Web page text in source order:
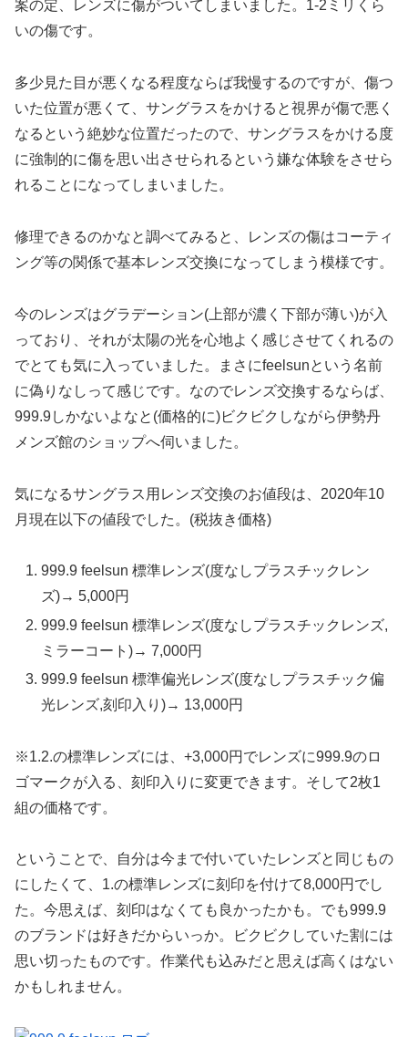
案の定、レンズに傷がついてしまいました。1-2ミリくら
いの傷です。
多少見た目が悪くなる程度ならば我慢するのですが、傷つ
いた位置が悪くて、サングラスをかけると視界が傷で悪く
なるという絶妙な位置だったので、サングラスをかける度
に強制的に傷を思い出させられるという嫌な体験をさせら
れることになってしまいました。
修理できるのかなと調べてみると、レンズの傷はコーティ
ング等の関係で基本レンズ交換になってしまう模様です。
今のレンズはグラデーション(上部が濃く下部が薄い)が入
っており、それが太陽の光を心地よく感じさせてくれるの
でとても気に入っていました。まさにfeelsunという名前
に偽りなしって感じです。なのでレンズ交換するならば、
999.9しかないよなと(価格的に)ビクビクしながら伊勢丹
メンズ館のショップへ伺いました。
気になるサングラス用レンズ交換のお値段は、2020年10
月現在以下の値段でした。(税抜き価格)
999.9 feelsun 標準レンズ(度なしプラスチックレン
ズ)→ 5,000円
999.9 feelsun 標準レンズ(度なしプラスチックレンズ,
ミラーコート)→ 7,000円
999.9 feelsun 標準偏光レンズ(度なしプラスチック偏
光レンズ,刻印入り)→ 13,000円
※1.2.の標準レンズには、+3,000円でレンズに999.9のロ
ゴマークが入る、刻印入りに変更できます。そして2枚1
組の価格です。
ということで、自分は今まで付いていたレンズと同じもの
にしたくて、1.の標準レンズに刻印を付けて8,000円でし
た。今思えば、刻印はなくても良かったかも。でも999.9
のブランドは好きだからいっか。ビクビクしていた割には
思い切ったものです。作業代も込みだと思えば高くはない
かもしれません。